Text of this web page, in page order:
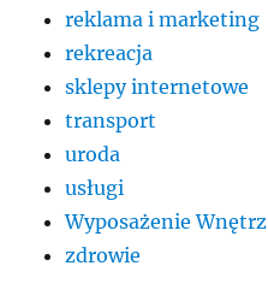
reklama i marketing
rekreacja
sklepy internetowe
transport
uroda
usługi
Wyposażenie Wnętrz
zdrowie